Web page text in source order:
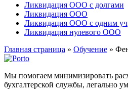
Ликвидация ООО с долгами
Ликвидация ООО
Ликвидация ООО с одним
Ликвидация нулевого ООО
Главная страница » Обучение »
Мы помогаем минимизировать
бухгалтерской службы, легально